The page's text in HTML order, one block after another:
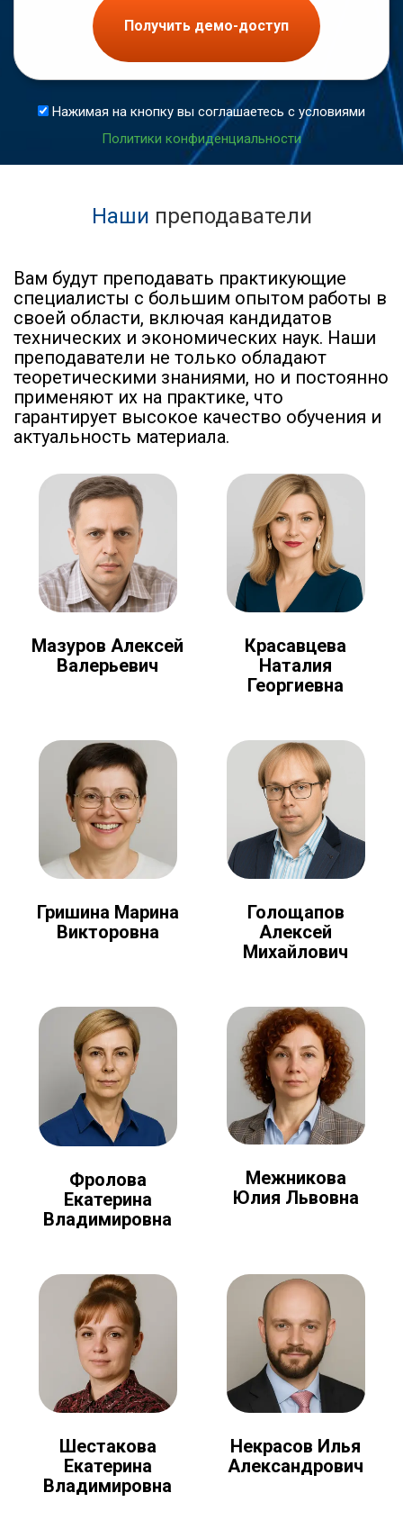
Получить демо-доступ
Нажимая на кнопку вы соглашаетесь с условиями
Политики конфиденциальности
Наши преподаватели
Вам будут преподавать практикующие
специалисты с большим опытом работы в
своей области, включая кандидатов
технических и экономических наук. Наши
преподаватели не только обладают
теоретическими знаниями, но и постоянно
применяют их на практике, что
гарантирует высокое качество обучения и
актуальность материала.
Мазуров Алексей
Валерьевич
Красавцева
Наталия
Георгиевна
Гришина Марина
Викторовна
Голощапов
Алексей
Михайлович
Фролова
Екатерина
Владимировна
Межникова
Юлия Львовна
Шестакова
Екатерина
Владимировна
Некрасов Илья
Александрович